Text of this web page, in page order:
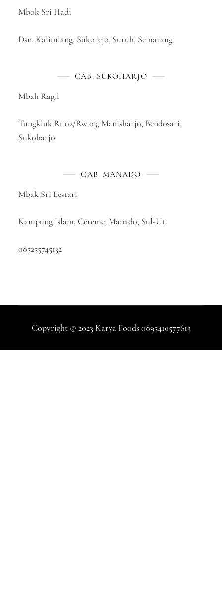
Mbok Sri Hadi
Dsn. Kalitulang, Sukorejo, Suruh, Semarang
CAB. SUKOHARJO
Mbah Ragil
Tungkluk Rt 02/Rw 03, Manisharjo, Bendosari,
Sukoharjo
CAB. MANADO
Mbak Sri Lestari
Kampung Islam, Cereme, Manado, Sul-Ut
085255745132
Copyright © 2023 Karya Foods 0895410577613